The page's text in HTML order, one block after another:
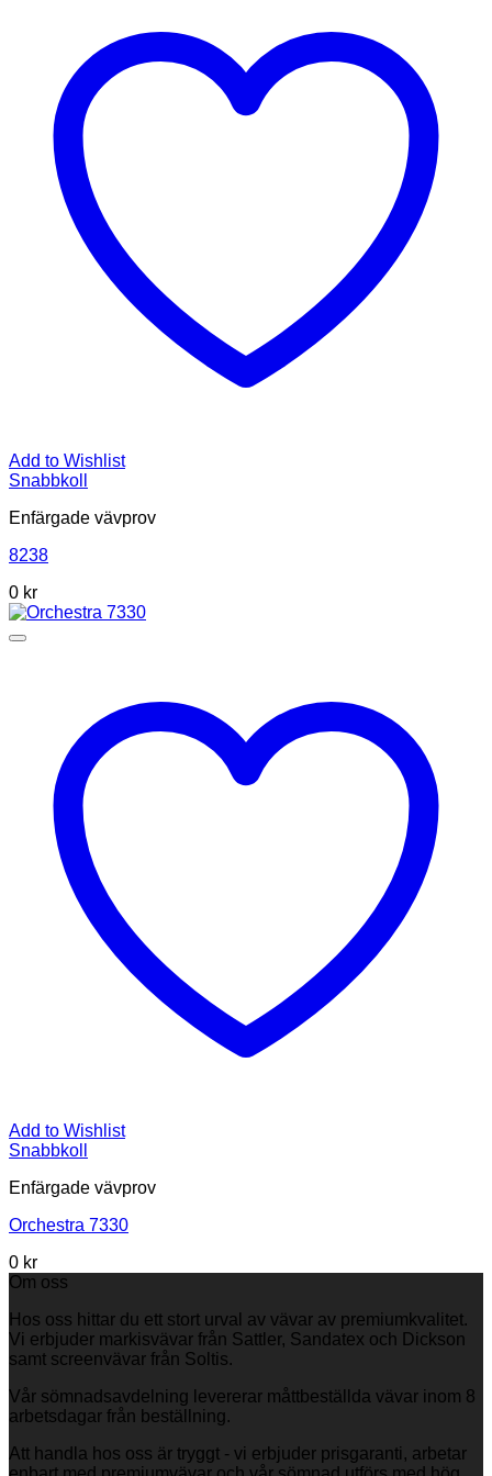
Add to Wishlist
Snabbkoll
Enfärgade vävprov
8238
0 kr
Add to Wishlist
Snabbkoll
Enfärgade vävprov
Orchestra 7330
0 kr
Om oss
Hos oss hittar du ett stort urval av vävar av premiumkvalitet.
Vi erbjuder markisvävar från Sattler, Sandatex och Dickson
samt screenvävar från Soltis.
Vår sömnadsavdelning levererar måttbeställda vävar inom 8
arbetsdagar från beställning.
Att handla hos oss är tryggt - vi erbjuder prisgaranti, arbetar